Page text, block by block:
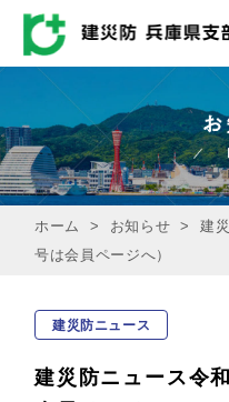
ホーム > お知らせ >
建
号は会員ページへ）
建災防ニュース
建災防ニュース令